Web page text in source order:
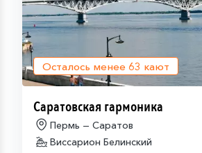
Осталось менее 63 кают
Саратовская гармоника
Пермь — Саратов
Виссарион Белинский